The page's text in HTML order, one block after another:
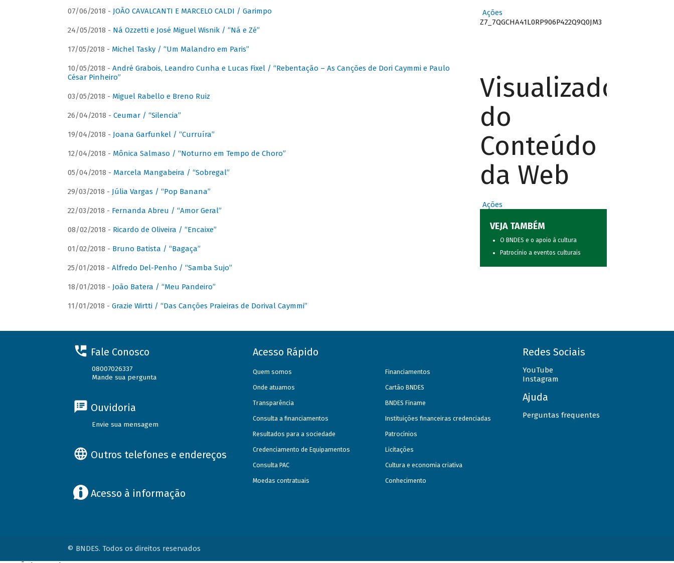
07/06/2018 - JOÃO CAVALCANTI E MARCELO CALDI / Garimpo
24/05/2018 - Ná Ozzetti e José Miguel Wisnik / “Ná e Zé”
17/05/2018 - Michel Tasky / “Um Malandro em Paris”
10/05/2018 - André Grabois, Leandro Cunha e Lucas Fixel / “Rebentação – As Canções de Dori Caymmi e Paulo
César Pinheiro”
03/05/2018 - Miguel Rabello e Breno Ruiz
26/04/2018 - Ceumar / “Silencia”
19/04/2018 - Joana Garfunkel / “Curruíra”
12/04/2018 - Mônica Salmaso / “Noturno em Tempo de Choro”
05/04/2018 - Marcela Mangabeira / “Sobregal”
29/03/2018 - Júlia Vargas / “Pop Banana”
22/03/2018 - Fernanda Abreu / “Amor Geral”
08/02/2018 - Ricardo de Oliveira / “Encaixe”
01/02/2018 - Bruno Batista / “Bagaça”
25/01/2018 - Alfredo Del-Penho / “Samba Sujo”
18/01/2018 - João Batera / “Meu Pandeiro”
11/01/2018 - Grazie Wirtti / “Das Canções Praieiras de Dorival Caymmi”
Ações
Z7_7QGCHA41L0RP906P422Q9Q0JM3
Visualizador
do
Conteúdo
da Web
Ações
VEJA TAMBÉM
O BNDES e o apoio à cultura
Patrocínio a eventos culturais
Fale Conosco
08007026337
Mande sua pergunta
Ouvidoria
Envie sua mensagem
Outros telefones e endereços
Acesso à informação
Acesso Rápido
Quem somos
Onde atuamos
Transparência
Consulta a financiamentos
Resultados para a sociedade
Credenciamento de Equipamentos
Consulta PAC
Moedas contratuais
Financiamentos
Cartão BNDES
BNDES Finame
Instituições financeiras credenciadas
Patrocínios
Licitações
Cultura e economia criativa
Conhecimento
Redes Sociais
YouTube
Instagram
Ajuda
Perguntas frequentes
© BNDES. Todos os direitos reservados